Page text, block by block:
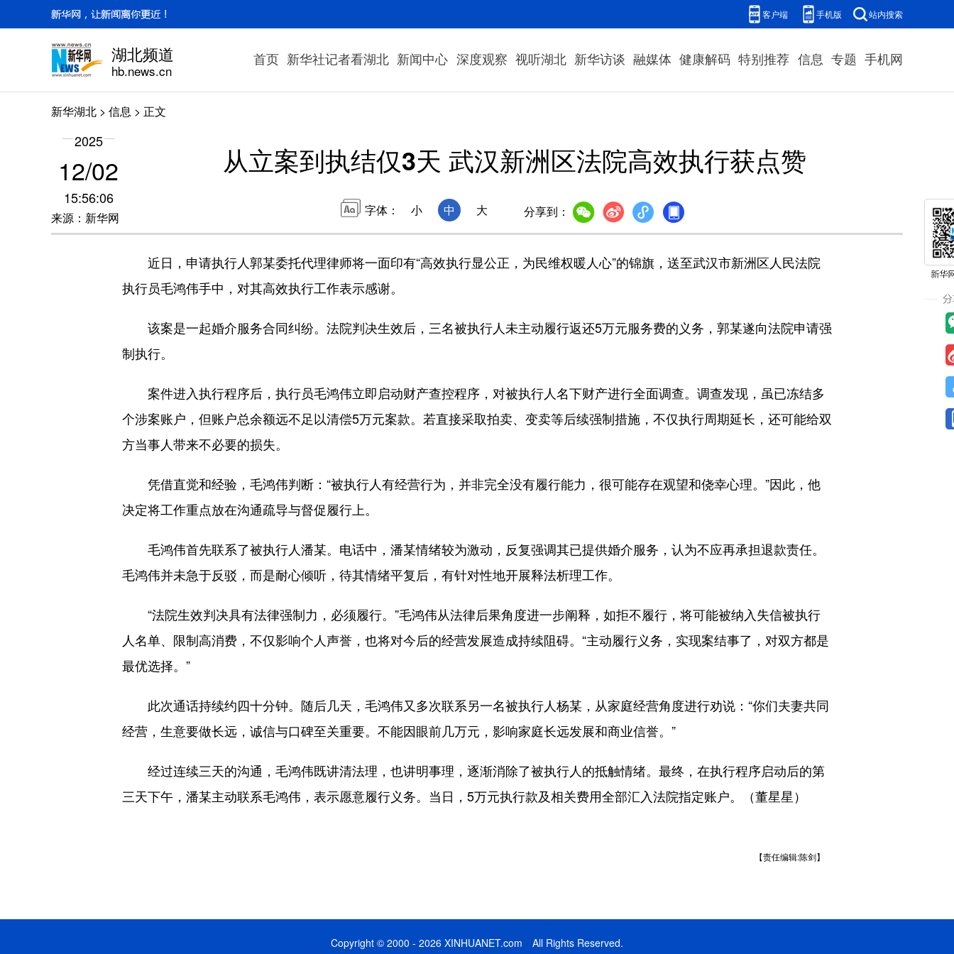
客户端 手机版 站内搜索
湖北频道
hb.news.cn
首页 新华社记者看湖北 新闻中心 深度观察 视听湖北 新华访谈 融媒体 健康解码 特别推荐 信息 专题 手机网
新华湖北 > 信息 > 正文
2025
12/02
15:56:06
来源：新华网
从立案到执结仅3天 武汉新洲区法院高效执行获点赞
字体： 小 中 大 分享到：
近日，申请执行人郭某委托代理律师将一面印有“高效执行显公正，为民维权暖人心”的锦旗，送至武汉市新洲区人民法院
执行员毛鸿伟手中，对其高效执行工作表示感谢。
该案是一起婚介服务合同纠纷。法院判决生效后，三名被执行人未主动履行返还5万元服务费的义务，郭某遂向法院申请强
制执行。
案件进入执行程序后，执行员毛鸿伟立即启动财产查控程序，对被执行人名下财产进行全面调查。调查发现，虽已冻结多
个涉案账户，但账户总余额远不足以清偿5万元案款。若直接采取拍卖、变卖等后续强制措施，不仅执行周期延长，还可能给双
方当事人带来不必要的损失。
凭借直觉和经验，毛鸿伟判断：“被执行人有经营行为，并非完全没有履行能力，很可能存在观望和侥幸心理。”因此，他
决定将工作重点放在沟通疏导与督促履行上。
毛鸿伟首先联系了被执行人潘某。电话中，潘某情绪较为激动，反复强调其已提供婚介服务，认为不应再承担退款责任。
毛鸿伟并未急于反驳，而是耐心倾听，待其情绪平复后，有针对性地开展释法析理工作。
“法院生效判决具有法律强制力，必须履行。”毛鸿伟从法律后果角度进一步阐释，如拒不履行，将可能被纳入失信被执行
人名单、限制高消费，不仅影响个人声誉，也将对今后的经营发展造成持续阻碍。“主动履行义务，实现案结事了，对双方都是
最优选择。”
此次通话持续约四十分钟。随后几天，毛鸿伟又多次联系另一名被执行人杨某，从家庭经营角度进行劝说：“你们夫妻共同
经营，生意要做长远，诚信与口碑至关重要。不能因眼前几万元，影响家庭长远发展和商业信誉。”
经过连续三天的沟通，毛鸿伟既讲清法理，也讲明事理，逐渐消除了被执行人的抵触情绪。最终，在执行程序启动后的第
三天下午，潘某主动联系毛鸿伟，表示愿意履行义务。当日，5万元执行款及相关费用全部汇入法院指定账户。（董星星）
【责任编辑:陈剑】
Copyright © 2000 - 2026 XINHUANET.com All Rights Reserved.